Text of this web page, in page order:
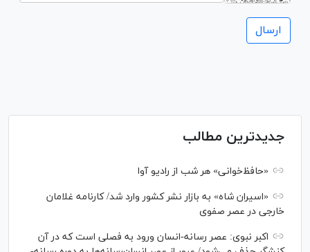
جدیدترین مطالب
«حافظ‌خوانی» هر شب از رادیو آوا
«اسیران شاه» به بازار نشر کشور وارد شد/ کارنامه غلامان
خارجی در عصر صفوی
اکبر نبوی: عصر رسانه-انسان ورود به فصلی است که در آن